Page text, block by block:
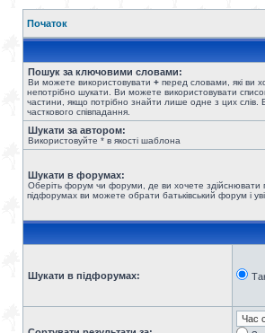
Початок
Пошук за ключовими словами:
Ви можете використовувати + перед словами, які ви
непотрібно шукати. Ви можете використовувати
частини, якщо потрібно знайти лише одне з цих слів.
часткового співпадання.
Шукати за автором:
Використовуйте * в якості шаблона
Шукати в форумах:
Оберіть форум чи форуми, де ви хочете здійснювати
підфорумах ви можете обрати батьківський форум і
Шукати в підфорумах: